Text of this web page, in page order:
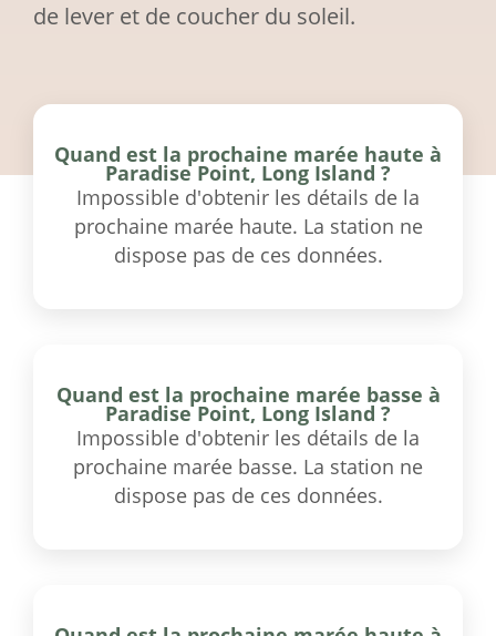
de lever et de coucher du soleil.
Quand est la prochaine marée haute à
Paradise Point, Long Island ?
Impossible d'obtenir les détails de la
prochaine marée haute. La station ne
dispose pas de ces données.
Quand est la prochaine marée basse à
Paradise Point, Long Island ?
Impossible d'obtenir les détails de la
prochaine marée basse. La station ne
dispose pas de ces données.